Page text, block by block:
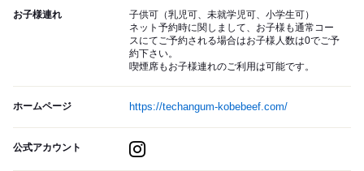
お子様連れ
子供可（乳児可、未就学児可、小学生可）
ネット予約時に関しまして、お子様も通常コー
スにてご予約される場合はお子様人数は0でご予
約下さい。
喫煙席もお子様連れのご利用は可能です。
ホームページ https://techangum-kobebeef.com/
公式アカウント